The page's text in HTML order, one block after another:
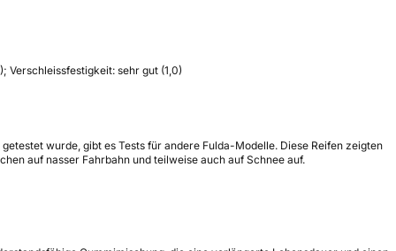
Ver­schleiss­festig­keit: sehr gut (1,0)
wurde, gibt es Tests für andere Fulda-Modelle. Diese Reifen zeigten
auf nasser Fahrbahn und teilweise auch auf Schnee auf.